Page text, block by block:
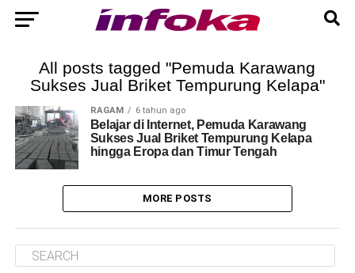
All posts tagged "Pemuda Karawang
Sukses Jual Briket Tempurung Kelapa"
RAGAM 6 tahun ago
Belajar di Internet, Pemuda Karawang
Sukses Jual Briket Tempurung Kelapa
hingga Eropa dan Timur Tengah
MORE POSTS